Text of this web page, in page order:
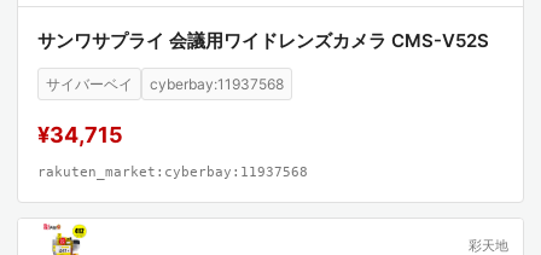
サンワサプライ 会議用ワイドレンズカメラ CMS-V52S
サイバーベイ cyberbay:11937568
¥34,715
rakuten_market:cyberbay:11937568
彩天地